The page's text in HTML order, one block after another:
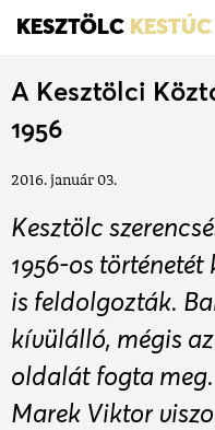
KESZTÖLC KESTÚC
A Kesztölci
1956
2016. január 03.
Kesztölc
1956-os
is feldolgozták.
kívülálló, mégis
oldalát fogta
Marek Viktor